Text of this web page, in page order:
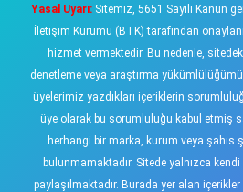
Yasal Uyarı:Sitemiz, 5651 Sayılı Kanun
İletişim Kurumu (BTK) tarafından
hizmet vermektedir. Bu nedenle,
denetleme veya araştırma
üyelerimiz yazdıkları içeriklerin
üye olarak bu sorumluluğu kabul etmiş
herhangi bir marka, kurum veya şahıs
bulunmamaktadır. Sitede yalnızca kendi
paylaşılmaktadır. Burada yer alan